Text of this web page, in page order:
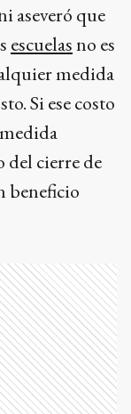
aseveró que
escuelasno es
medida
Si ese costo
del cierre de
beneficio